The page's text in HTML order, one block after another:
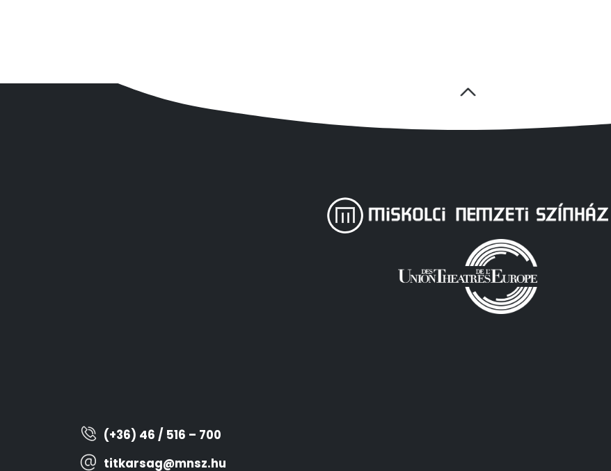
(+36) 46 / 516 – 700
titkarsag@mnsz.hu